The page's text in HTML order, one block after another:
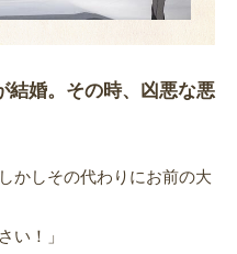
結婚。その時、凶悪な悪
かしその代わりにお前の大
い！」